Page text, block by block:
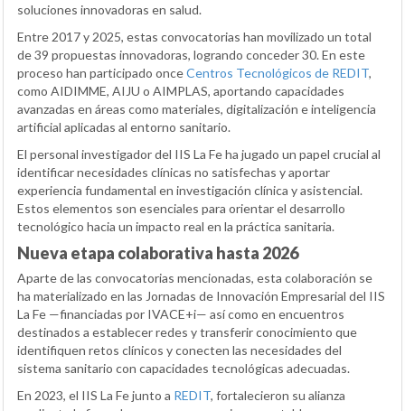
soluciones innovadoras en salud.
Entre 2017 y 2025, estas convocatorias han movilizado un total
de 39 propuestas innovadoras, logrando conceder 30. En este
proceso han participado onceCentros Tecnológicos de REDIT,
como AIDIMME, AIJU o AIMPLAS, aportando capacidades
avanzadas en áreas como materiales, digitalización e inteligencia
artificial aplicadas al entorno sanitario.
El personal investigador del IIS La Fe ha jugado un papel crucial al
identificar necesidades clínicas no satisfechas y aportar
experiencia fundamental en investigación clínica y asistencial.
Estos elementos son esenciales para orientar el desarrollo
tecnológico hacia un impacto real en la práctica sanitaria.
Nueva etapa colaborativa hasta 2026
Aparte de las convocatorias mencionadas, esta colaboración se
ha materializado en las Jornadas de Innovación Empresarial del IIS
La Fe —financiadas por IVACE+i— así como en encuentros
destinados a establecer redes y transferir conocimiento que
identifiquen retos clínicos y conecten las necesidades del
sistema sanitario con capacidades tecnológicas adecuadas.
En 2023, el IIS La Fe junto a REDIT, fortalecieron su alianza